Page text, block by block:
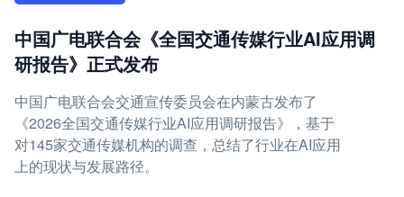
中国广电联合会《全国交通传媒行业AI应用调
研报告》正式发布
中国广电联合会交通宣传委员会在内蒙古发布了
《2026全国交通传媒行业AI应用调研报告》，基于
对145家交通传媒机构的调查，总结了行业在AI应用
上的现状与发展路径。